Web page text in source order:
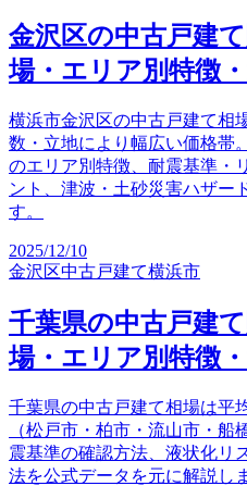
金沢区の中古戸建
場・エリア別特徴
横浜市金沢区の中古戸建て相
数・立地により幅広い価格帯
のエリア別特徴、耐震基準・
ント、津波・土砂災害ハザー
す。
2025/12/10
金沢区中古戸建て横浜市
千葉県の中古戸建
場・エリア別特徴
千葉県の中古戸建て相場は平
（松戸市・柏市・流山市・
震基準の確認方法、液状化リ
法を公式データを元に解説し